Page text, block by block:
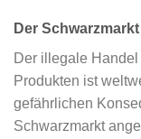
Der
Der illegale
Produkten ist
gefährlichen
Schwarzmarkt